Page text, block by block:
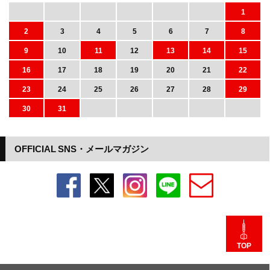
OFFICIAL SNS・メールマガジン
1
2
3 4 5 6 7
8
9
10 11 12 13 14
15
16
17 18 19 20 21
22
23
24 25 26 27 28
29
30
31
TOP